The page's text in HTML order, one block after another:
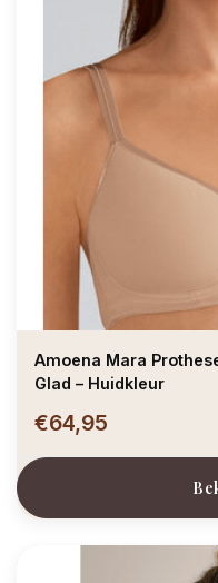
Amoena Mara
Glad – Huidkleur
€64,95